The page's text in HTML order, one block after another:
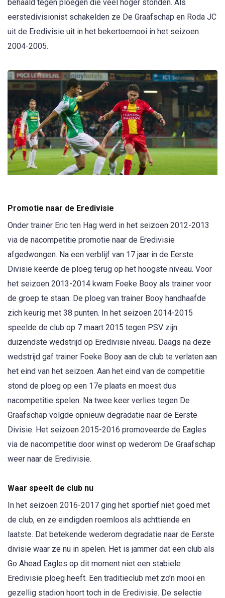
behaald tegen ploegen die veel hoger stonden. Als
eerstedivisionist schakelden ze De Graafschap en Roda JC
uit de Eredivisie uit in het bekertoernooi in het seizoen
2004-2005.
Promotie naar de Eredivisie
Onder trainer Eric ten Hag werd in het seizoen 2012-2013
via de nacompetitie promotie naar de Eredivisie
afgedwongen. Na een verblijf van 17 jaar in de Eerste
Divisie keerde de ploeg terug op het hoogste niveau. Voor
het seizoen 2013-2014 kwam Foeke Booy als trainer voor
de groep te staan. De ploeg van trainer Booy handhaafde
zich keurig met 38 punten. In het seizoen 2014-2015
speelde de club op 7 maart 2015 tegen PSV zijn
duizendste wedstrijd op Eredivisie niveau. Daags na deze
wedstrijd gaf trainer Foeke Booy aan de club te verlaten aan
het eind van het seizoen. Aan het eind van de competitie
stond de ploeg op een 17e plaats en moest dus
nacompetitie spelen. Na twee keer verlies tegen De
Graafschap volgde opnieuw degradatie naar de Eerste
Divisie. Het seizoen 2015-2016 promoveerde de Eagles
via de nacompetitie door winst op wederom De Graafschap
weer naar de Eredivisie.
Waar speelt de club nu
In het seizoen 2016-2017 ging het sportief niet goed met
de club, en ze eindigden roemloos als achttiende en
laatste. Dat betekende wederom degradatie naar de Eerste
divisie waar ze nu in spelen. Het is jammer dat een club als
Go Ahead Eagles op dit moment niet een stabiele
Eredivisie ploeg heeft. Een traditieclub met zo’n mooi en
gezellig stadion hoort toch in de Eredivisie. De selectie